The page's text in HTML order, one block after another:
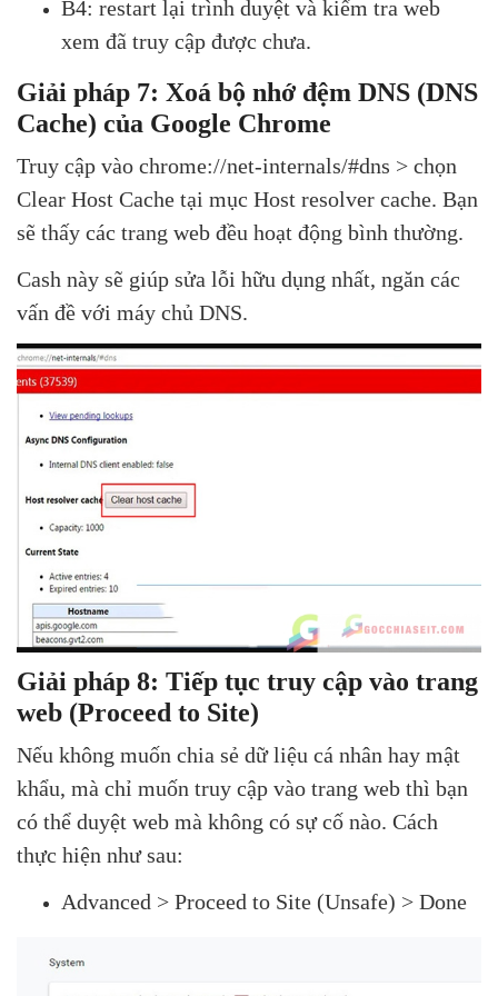
B4: restart lại trình duyệt và kiểm tra web
xem đã truy cập được chưa.
Giải pháp 7: Xoá bộ nhớ đệm DNS (DNS
Cache) của Google Chrome
Truy cập vào chrome://net-internals/#dns > chọn
Clear Host Cache tại mục Host resolver cache. Bạn
sẽ thấy các trang web đều hoạt động bình thường.
Cash này sẽ giúp sửa lỗi hữu dụng nhất, ngăn các
vấn đề với máy chủ DNS.
Giải pháp 8: Tiếp tục truy cập vào trang
web (Proceed to Site)
Nếu không muốn chia sẻ dữ liệu cá nhân hay mật
khẩu, mà chỉ muốn truy cập vào trang web thì bạn
có thể duyệt web mà không có sự cố nào. Cách
thực hiện như sau:
Advanced > Proceed to Site (Unsafe) > Done